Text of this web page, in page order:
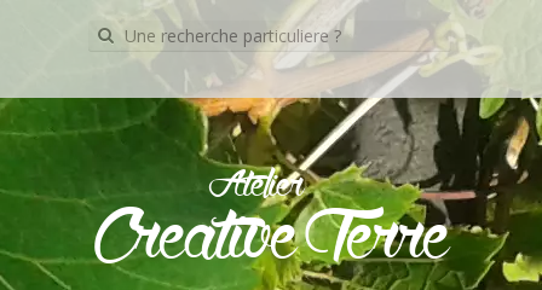
Recherche
pour:
Atelier
Creative Terre